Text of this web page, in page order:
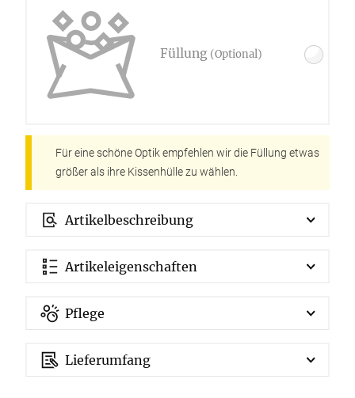
Füllung (Optional)
Für eine schöne Optik empfehlen wir die Füllung etwas
größer als ihre Kissenhülle zu wählen.
Artikelbeschreibung
Artikeleigenschaften
Pflege
Lieferumfang